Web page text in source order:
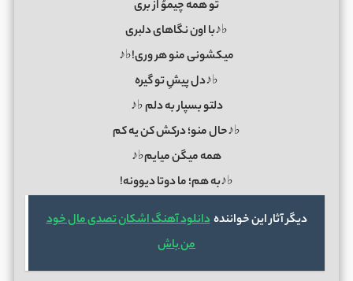
تو همه چیموُ از بری
♭♪با اون نگاهای دلبری
میکشونی منو هر وری!♭♪
♭♪دل پیشِ تو گیره
دلتو بسپار به دلم ♭♪
♭♪حال منو؛ درکش کن یه کم
همه میگن میایم♭♪
♭♪به هم؛ ما دوتا دیوونه!
دیگر آثار این خوانندهدانلود آهنگ اشکان تصدی مال خود
من باش